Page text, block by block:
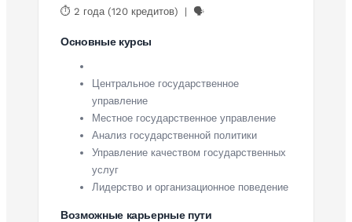
⏱ 2 года (120 кредитов) | 🗣
Основные курсы
Центральное государственное
управление
Местное государственное управление
Анализ государственной политики
Управление качеством государственных
услуг
Лидерство и организационное поведение
Возможные карьерные пути